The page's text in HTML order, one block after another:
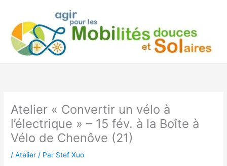
contenu
Atelier « Convertir un vélo à
l’électrique » – 15 fév. à la Boîte à
Vélo de Chenôve (21)
/Atelier / Par Stef Xuo